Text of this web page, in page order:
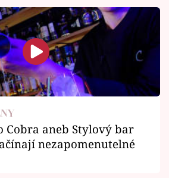
Cobra aneb Stylový bar
nezapomenutelné